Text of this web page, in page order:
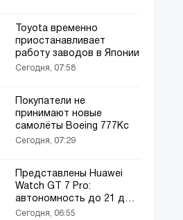
Toyota временно
приостанавливает
работу заводов в Японии
Сегодня, 07:58
Покупатели не
принимают новые
самолёты Boeing 777Кс
Сегодня, 07:29
Представлены Huawei
Watch GT 7 Pro:
автономность до 21 дня
и новые функции
Сегодня, 06:55